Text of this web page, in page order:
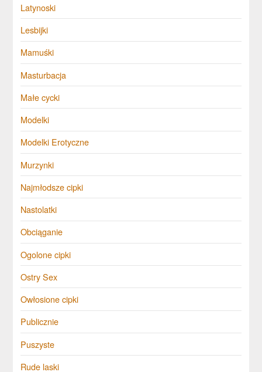
Latynoski
Lesbijki
Mamuśki
Masturbacja
Małe cycki
Modelki
Modelki Erotyczne
Murzynki
Najmłodsze cipki
Nastolatki
Obciąganie
Ogolone cipki
Ostry Sex
Owłosione cipki
Publicznie
Puszyste
Rude laski